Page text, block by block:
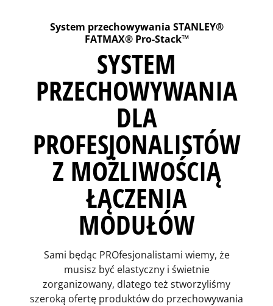
System przechowywania STANLEY®
FATMAX® Pro-Stack™
SYSTEM
PRZECHOWYWANIA
DLA
PROFESJONALISTÓW
Z MOŻLIWOŚCIĄ
ŁĄCZENIA
MODUŁÓW
Sami będąc PROfesjonalistami wiemy, że
musisz być elastyczny i świetnie
zorganizowany, dlatego też stworzyliśmy
szeroką ofertę produktów do przechowywania